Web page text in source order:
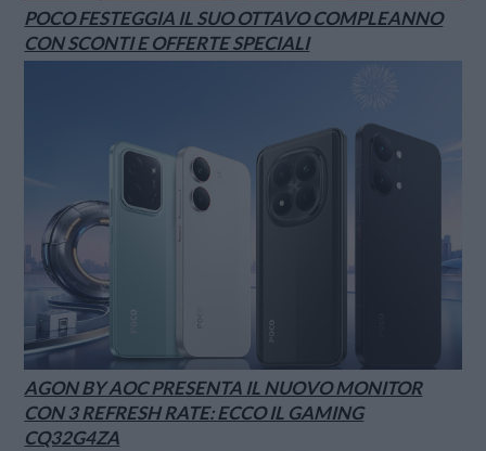
POCO FESTEGGIA IL SUO OTTAVO COMPLEANNO
CON SCONTI E OFFERTE SPECIALI
AGON BY AOC PRESENTA IL NUOVO MONITOR
CON 3 REFRESH RATE: ECCO IL GAMING
CQ32G4ZA